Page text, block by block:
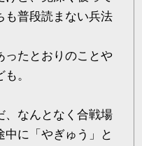
も普段読まない兵法
ったとおりのことや
。
、なんとなく合戦場
中に「やぎゅう」と